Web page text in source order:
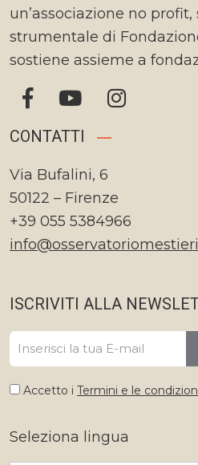
un’associazione no
strumentale di
sostiene assieme a
CONTATTI
Via Bufalini, 6
50122 – Firenze
+39 055 5384966
ISCRIVITI ALLA
Accetto i Termini e le
Seleziona lingua